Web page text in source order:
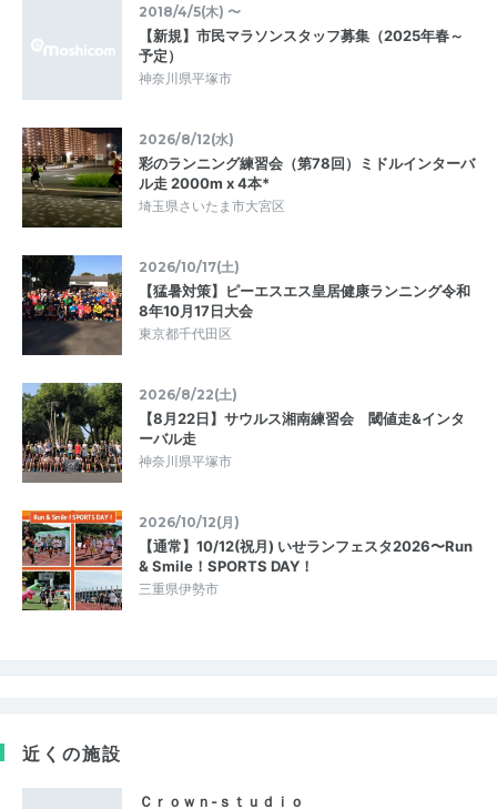
2018/4/5(木) 〜
【新規】市民マラソンスタッフ募集（2025年春～
予定）
神奈川県平塚市
2026/8/12(水)
彩のランニング練習会（第78回）ミドルインターバ
ル走 2000m x 4本*
埼玉県さいたま市大宮区
2026/10/17(土)
【猛暑対策】ピーエスエス皇居健康ランニング令和
8年10月17日大会
東京都千代田区
2026/8/22(土)
【8月22日】サウルス湘南練習会 閾値走&インタ
ーバル走
神奈川県平塚市
2026/10/12(月)
【通常】10/12(祝月) いせランフェスタ2026〜Run
& Smile！SPORTS DAY！
三重県伊勢市
近くの施設
Ｃｒｏｗｎ‐ｓｔｕｄｉｏ